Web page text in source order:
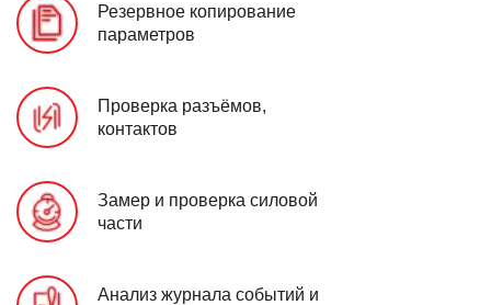
Резервное копирование
параметров
Проверка разъёмов,
контактов
Замер и проверка силовой
части
Анализ журнала событий и